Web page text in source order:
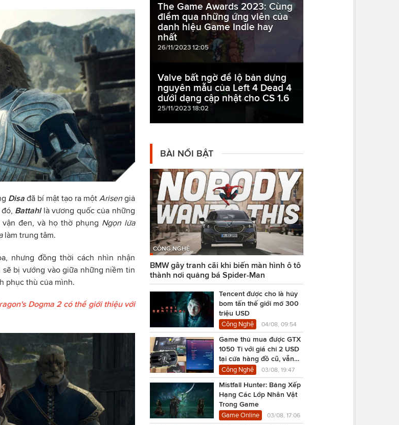
Disa đã bí mật tạo ra một Arisen giả
Battahl là vương quốc của những
vận đen, và họ thờ phụng Ngọn lửa
làm trung tâm.
nhưng đồng thời cách nhìn nhận
sẽ bị vướng vào giữa những niềm tin
phục thù của mình.
Dogma 2 có thể giới thiệu với
The Game Awards 2023: Cùng
điểm qua những ứng viên của
danh hiệu Game Indie hay
nhất
26/11/2023 12:05
Valve bất ngờ để lộ bản dựng
nguyên mẫu của Left 4 Dead 4
dưới dạng cập nhật cho CS 1.6
25/11/2023 18:02
BÀI NỔI BẬT
CÔNG NGHỆ
BMW gây tranh cãi khi biến màn hình ô tô
thành nơi quảng bá Spider-Man
Tencent được cho là hủy
bom tấn thế giới mở 300
triệu USD
Công Nghệ 04/08, 09:54
Game thủ mua được GTX
1050 Ti với giá chỉ 2 USD
tại cửa hàng đồ cũ, vẫn
chạy Cyberpunk 2077
Công Nghệ 03/08, 19:47
Mistfall Hunter: Bảng Xếp
Hạng Các Lớp Nhân Vật
Trong Game
Game Online 03/08, 17:06